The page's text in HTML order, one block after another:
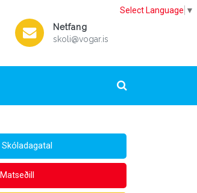
Select Language ▼
Netfang
skoli@vogar.is
Skóladagatal
Matseðill